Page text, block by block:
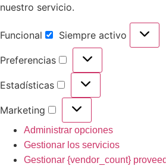
nuestro servicio.
Funcional Siempre activo
Preferencias
Estadísticas
Marketing
Administrar opciones
Gestionar los servicios
Gestionar {vendor_count}